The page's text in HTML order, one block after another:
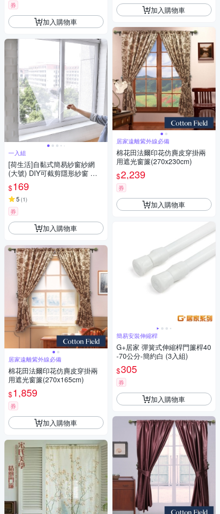
券
加入購物車
一入組
[荷生活]自黏式簡易紗窗紗網
(大號) DIY可截剪隱形紗窗 附
魔術貼
$169
5 (1)
券
加入購物車
居家遠離紫外線必備
棉花田法爾印花仿麂皮穿掛兩
用遮光窗簾(270x165cm)
$1,859
券
加入購物車
加入購物車
居家遠離紫外線必備
棉花田法爾印花仿麂皮穿掛兩
用遮光窗簾(270x230cm)
$2,239
券
加入購物車
簡易安裝伸縮桿
G+居家 彈簧式伸縮桿門簾桿40
-70公分-簡約白 (3入組)
$305
券
加入購物車